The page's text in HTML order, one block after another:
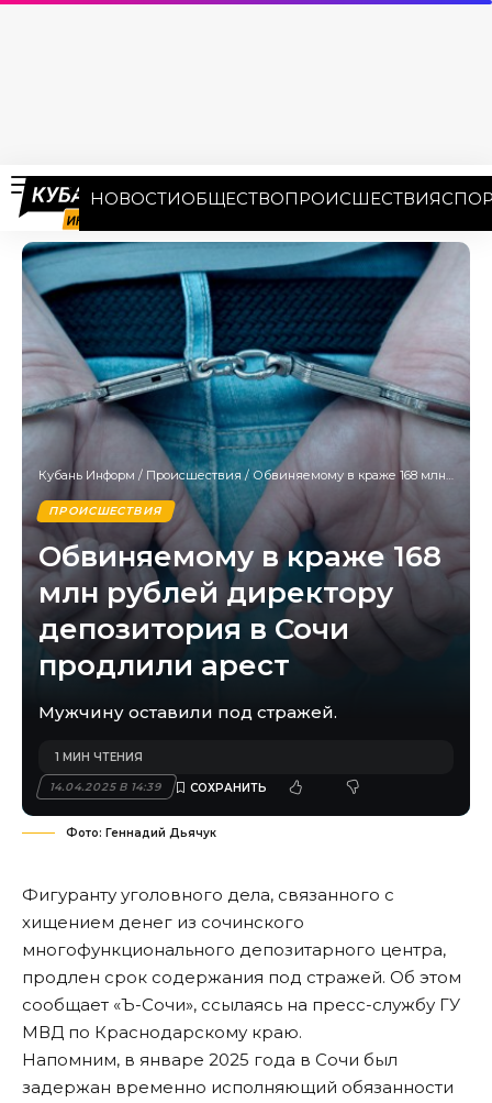
НОВОСТИОБЩЕСТВОПРОИСШЕСТВИЯ
Кубань Информ / Происшествия/ Обвиняемому в краже 168 млн рублей директору депозитория в Сочи продлили арест
ПРОИСШЕСТВИЯ
Обвиняемому в краже 168
млн рублей директору
депозитория в Сочи
продлили арест
Мужчину оставили под стражей.
14.04.2025 В 14:39
1 МИН ЧТЕНИЯ
Фото: Геннадий Дьячук
Фигуранту уголовного дела, связанного с
хищением денег из сочинского
многофункционального депозитарного центра,
продлен срок содержания под стражей. Об этом
сообщает «Ъ-Сочи», ссылаясь на пресс-службу ГУ
МВД по Краснодарскому краю.
Напомним, в январе 2025 года в Сочи был
задержан временно исполняющий обязанности